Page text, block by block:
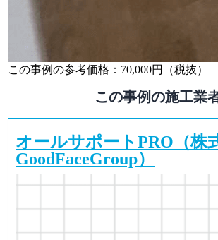
この事例の参考価格： 70,000円（税抜）
この事例の施工業
オールサポートPRO（株
GoodFaceGroup）